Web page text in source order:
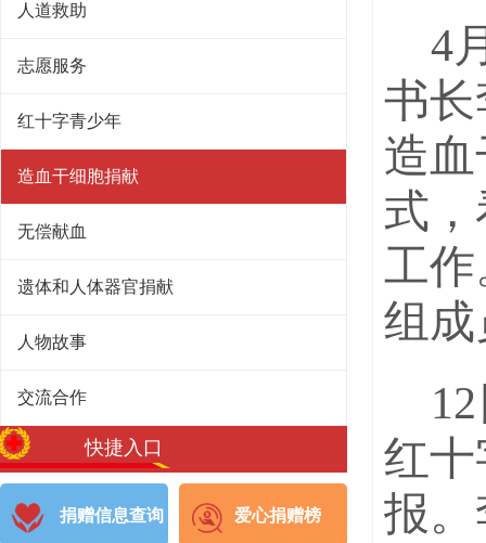
人道救助
志愿服务
红十字青少年
造血干细胞捐献
无偿献血
遗体和人体器官捐献
人物故事
交流合作
快捷入口
捐赠信息查询 爱心捐赠榜
4
书长
造
式
工
组成
红
报